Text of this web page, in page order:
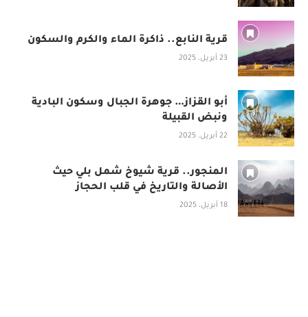
قرية النابع.. ذاكرة الماء والكرم والسكون
23 أبريل، 2025
أبو القزاز… جوهرة الجبال وسكون البادية
ونبض القبيلة
22 أبريل، 2025
المنجور.. قرية شيوخ شمل بلي حيث
الأصالة والتاريخ في قلب الحجاز
18 أبريل، 2025